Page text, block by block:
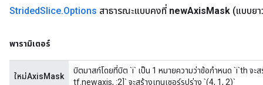
StridedSlice.Options สาธารณะแบบคงที่ newAxisMask (แบบย
พารามิเตอร์
ใหม่AxisMask
บิตมาสก์โดยที่บิต `i` เป็น 1 หมายความว่าข้อกำหนด `i`th จะ
tf.newaxis, :2]` จะสร้างเทนเซอร์รูปร่าง `(4, 1, 2)`